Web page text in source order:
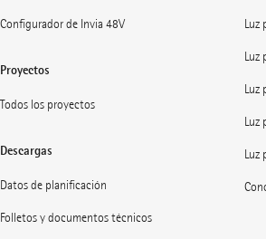
Configurador de Invia 48V
Proyectos
Todos los proyectos
Descargas
Datos de planificación
Folletos y documentos técnicos
Luz
Luz
Luz
Luz
Luz